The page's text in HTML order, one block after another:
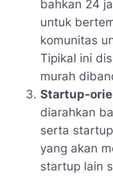
bahkan 24
untuk
komunitas
Tipikal ini
murah
Startup-
diarahkan
serta
yang akan
startup lain